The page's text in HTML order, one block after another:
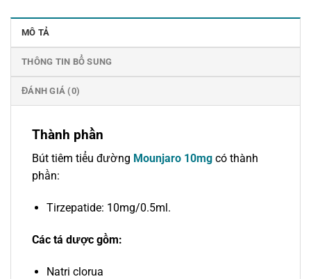
MÔ TẢ
THÔNG TIN BỔ SUNG
ĐÁNH GIÁ (0)
Thành phần
Bút tiêm tiểu đường Mounjaro 10mg có thành
phần:
Tirzepatide: 10mg/0.5ml.
Các tá dược gồm:
Natri clorua